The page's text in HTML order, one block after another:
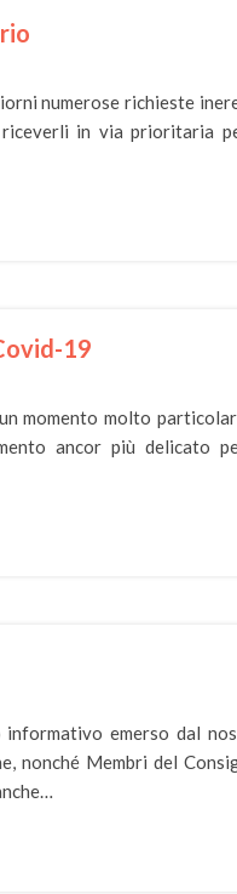
numerose richieste
in via prioritaria
19
momento molto
ancor più delicato
informativo emerso dal
nonché Membri del